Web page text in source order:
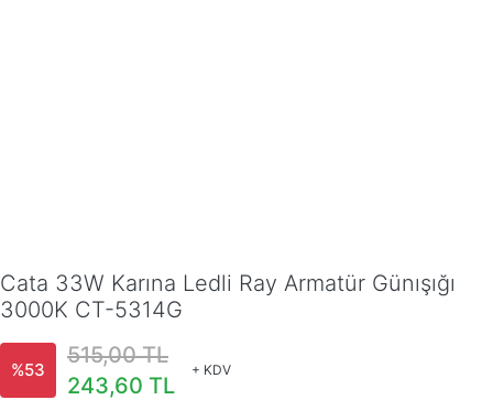
Cata 33W Karına Ledli Ray Armatür Günışığı
3000K CT-5314G
%53
515,00 TL
243,60 TL
+ KDV